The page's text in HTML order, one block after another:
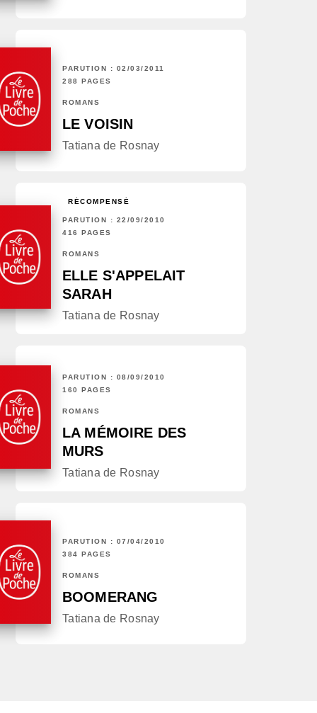
PARUTION : 02/03/2011
288 PAGES
ROMANS
LE VOISIN
Tatiana de Rosnay
RÉCOMPENSÉ
PARUTION : 22/09/2010
416 PAGES
ROMANS
ELLE S'APPELAIT
SARAH
Tatiana de Rosnay
PARUTION : 08/09/2010
160 PAGES
ROMANS
LA MÉMOIRE DES
MURS
Tatiana de Rosnay
PARUTION : 07/04/2010
384 PAGES
ROMANS
BOOMERANG
Tatiana de Rosnay